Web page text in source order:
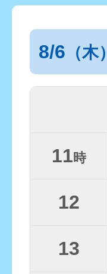
8/6 （木）
11時
12
13